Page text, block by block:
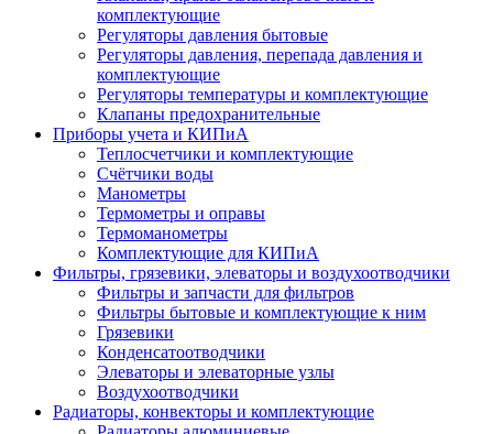
комплектующие
Регуляторы давления бытовые
Регуляторы давления, перепада давления и
комплектующие
Регуляторы температуры и комплектующие
Клапаны предохранительные
Приборы учета и КИПиА
Теплосчетчики и комплектующие
Счётчики воды
Манометры
Термометры и оправы
Термоманометры
Комплектующие для КИПиА
Фильтры, грязевики, элеваторы и воздухоотводчики
Фильтры и запчасти для фильтров
Фильтры бытовые и комплектующие к ним
Грязевики
Конденсатоотводчики
Элеваторы и элеваторные узлы
Воздухоотводчики
Радиаторы, конвекторы и комплектующие